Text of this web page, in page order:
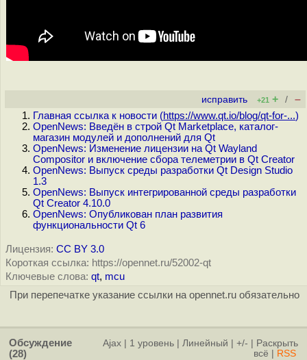
исправить +21 + / –
Главная ссылка к новости (https://www.qt.io/blog/qt-for-...)
OpenNews: Введён в строй Qt Marketplace, каталог-
магазин модулей и дополнений для Qt
OpenNews: Изменение лицензии на Qt Wayland
Compositor и включение сбора телеметрии в Qt Creator
OpenNews: Выпуск среды разработки Qt Design Studio
1.3
OpenNews: Выпуск интегрированной среды разработки
Qt Creator 4.10.0
OpenNews: Опубликован план развития
функциональности Qt 6
Лицензия: CC BY 3.0
Короткая ссылка: https://opennet.ru/52002-qt
Ключевые слова: qt, mcu
При перепечатке указание ссылки на opennet.ru обязательно
Обсуждение
(28)
Ajax 1 уровень Линейный +/-
Раскрыть
всё
RSS